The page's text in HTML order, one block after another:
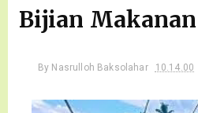
Bijian
By Nasrulloh Baksolahar 10.14.00